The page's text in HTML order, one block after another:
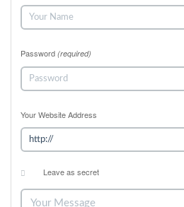
Password (required)
Your Website Address
Leave as secret